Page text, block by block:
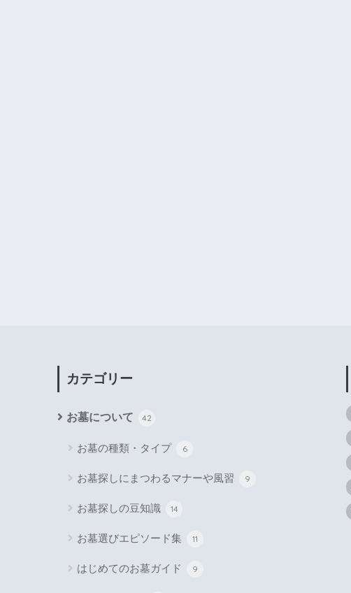
カテゴリー
お墓について 42
お墓の種類・タイプ 6
お墓探しにまつわるマナーや風習 9
お墓探しの豆知識 14
お墓選びエピソード集 11
はじめてのお墓ガイド 9